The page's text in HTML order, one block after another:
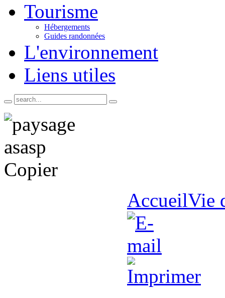
Tourisme
Hébergements
Guides randonnées
L'environnement
Liens utiles
AccueilVie